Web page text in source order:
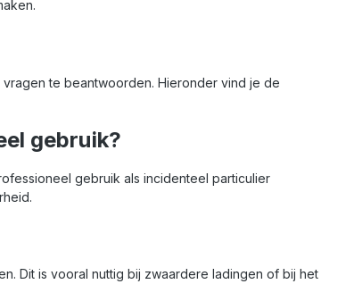
lading wil
én
zekeren. Perfect voor
zowel professionals als
te beantwoorden. Hieronder vind je de
gebruik?
gebruik als incidenteel particulier
Dit is vooral nuttig bij zwaardere ladingen of bij het